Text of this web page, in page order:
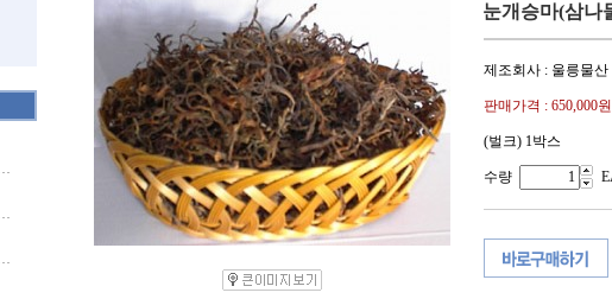
눈개승마(삼나
제조회사 : 울릉물산
판매가격 : 650,000원
(벌크) 1박스
수량